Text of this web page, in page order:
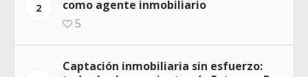
2
como agente inmobiliario
5
Captación inmobiliaria sin esfuerzo: